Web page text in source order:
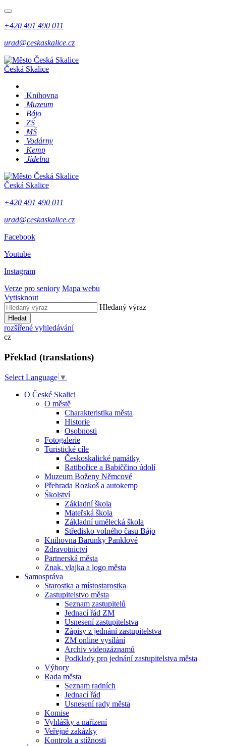
+420 491 490 011
urad@ceskaskalice.cz
Česká Skalice
Knihovna
Muzeum
Bájo
ZŠ
MŠ
Vodárny
Kemp
Jídelna
Česká Skalice
+420 491 490 011
urad@ceskaskalice.cz
Facebook
Youtube
Instagram
Verze pro seniory Mapa webu
Vytisknout
Hledaný výraz
Hledat
rozšířené vyhledávání
cz
Překlad (translations)
Select Language ▼
O České Skalici
O městě
Charakteristika města
Historie
Osobnosti
Fotogalerie
Turistické cíle
Českoskalické památky
Ratibořice a Babiččino údolí
Muzeum Boženy Němcové
Přehrada Rozkoš a autokemp
Školství
Základní škola
Mateřská škola
Základní umělecká škola
Středisko volného času Bájo
Knihovna Barunky Panklové
Zdravotnictví
Partnerská města
Znak, vlajka a logo města
Samospráva
Starostka a místostarostka
Zastupitelstvo města
Seznam zastupitelů
Jednací řád ZM
Usnesení zastupitelstva
Zápisy z jednání zastupitelstva
ZM online vysílání
Archiv videozáznamů
Podklady pro jednání zastupitelstva města
Výbory
Rada města
Seznam radních
Jednací řád
Usnesení rady města
Komise
Vyhlášky a nařízení
Veřejné zakázky
Kontrola a stížnosti